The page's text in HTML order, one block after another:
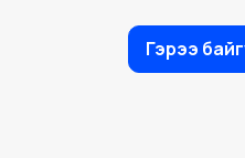
Гэрээ